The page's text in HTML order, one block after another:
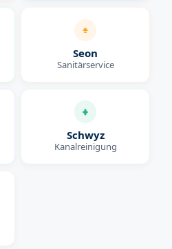
Seon
Sanitärservice
Schwyz
Kanalreinigung